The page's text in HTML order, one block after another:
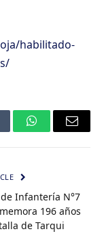
habilitado-
WhatsAppEmail
Infantería N°7
196 años
de Tarqui